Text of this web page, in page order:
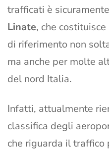
trafficati è
Linate, che
di riferimento non
ma anche per molte
del nord Italia.
Infatti, attualmente
classifica degli
che riguarda il traffico